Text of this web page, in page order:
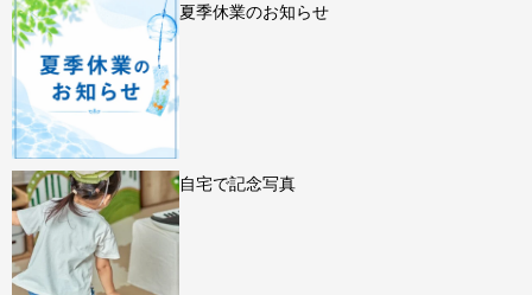
夏季休業のお知らせ
自宅で記念写真